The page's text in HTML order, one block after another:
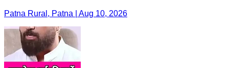
Patna Rural, Patna | Aug 10, 2026